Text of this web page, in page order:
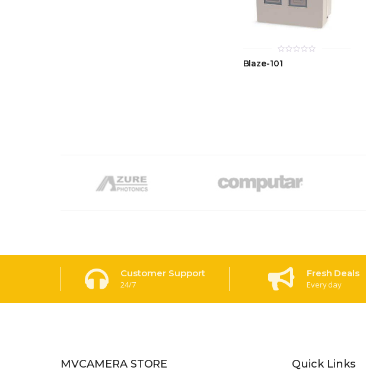
0
out
Blaze-101
Customer Support
24/7
Fresh Deals
Every day
MVCAMERA STORE Quick Links